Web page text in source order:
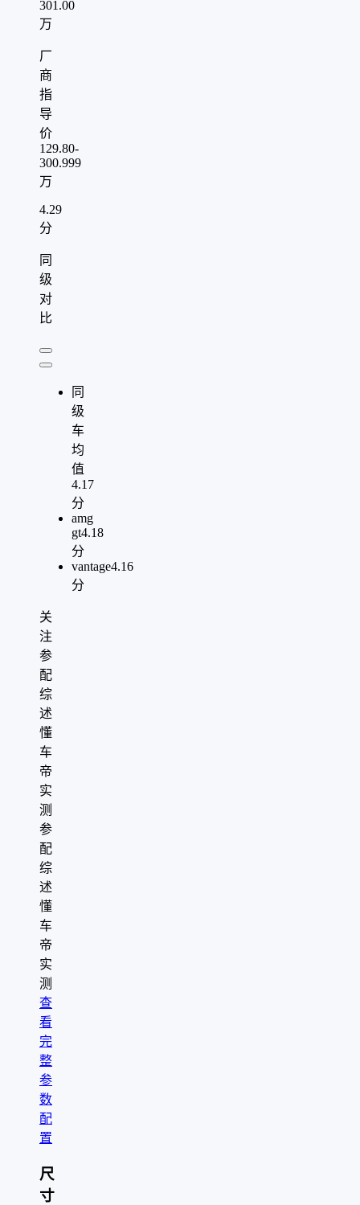
301.00
万
厂
商
指
导
价
129.80-
300.999
万
4.29
分
同
级
对
比
同
级
车
均
值
4.17
分
amg
gt4.18
分
vantage4.16
分
关
注
参
配
综
述
懂
车
帝
实
测
参
配
综
述
懂
车
帝
实
测
查
看
完
整
参
数
配
置
尺
寸